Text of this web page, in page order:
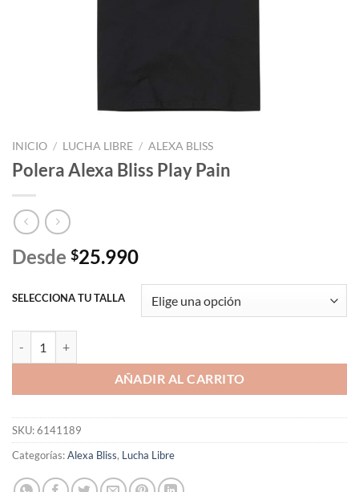
INICIO / LUCHA LIBRE / ALEXA BLISS
Polera Alexa Bliss Play Pain
Desde $25.990
SELECCIONA TU TALLA
AÑADIR AL CARRITO
SKU:6141189
Categorías:Alexa Bliss, Lucha Libre